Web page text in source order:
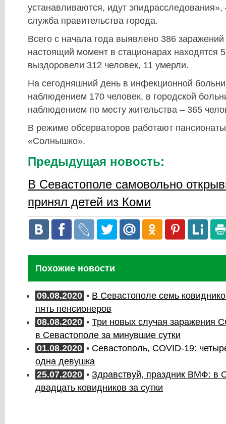
устанавливаются, идут
служба правительства города.
Всего с начала года выявлено 386
настоящий момент в стационарах находятся
выздоровели 312 человек, 11 умерли.
На сегодняшний день в инфекционной
наблюдением 170 человек, в городской
наблюдением по месту жительства – 365
В режиме обсерваторов работают
«Солнышко».
Предыдущая новость:
В Севастополе самовольно
принял детей из Коми
Похожие новости
09.08.2020 • В Севастополе семь
пять пенсионеров
08.08.2020 • Три новых случая заражения
в Севастополе за минувшие сутки
01.08.2020 • Севастополь, COVID-19:
одна девушка
25.07.2020 • Здравствуй, праздник ВМФ: в
двадцать ковидников за сутки